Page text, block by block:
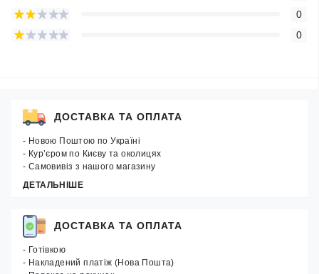
0
0
ДОСТАВКА ТА ОПЛАТА
- Новою Поштою по Україні
- Кур’єром по Києву та околицях
- Самовивіз з нашого магазину
ДЕТАЛЬНІШЕ
ДОСТАВКА ТА ОПЛАТА
- Готівкою
- Накладений платіж (Нова Пошта)